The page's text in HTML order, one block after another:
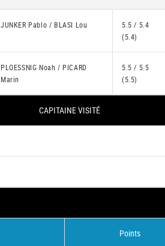
JUNKER Pablo / BLASI Lou
5.5 / 5.4
(5.4)
PLOESSNIG Noah / PICARD
Marin
5.5 / 5.5
(5.5)
CAPITAINE VISITÉ
Points